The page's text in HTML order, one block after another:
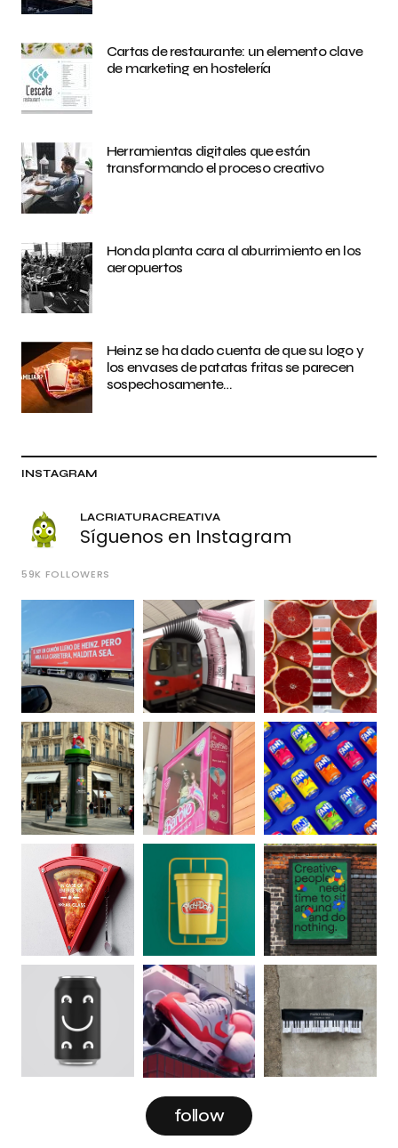
Cartas de restaurante: un elemento clave
de marketing en hostelería
Herramientas digitales que están
transformando el proceso creativo
Honda planta cara al aburrimiento en los
aeropuertos
Heinz se ha dado cuenta de que su logo y
los envases de patatas fritas se parecen
sospechosamente…
INSTAGRAM
LACRIATURACREATIVA
Síguenos en Instagram
59K FOLLOWERS
follow